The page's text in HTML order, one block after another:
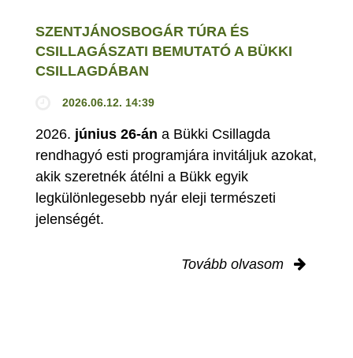
SZENTJÁNOSBOGÁR TÚRA ÉS
CSILLAGÁSZATI BEMUTATÓ A BÜKKI
CSILLAGDÁBAN
2026.06.12. 14:39
2026. június 26-án a Bükki Csillagda
rendhagyó esti programjára invitáljuk azokat,
akik szeretnék átélni a Bükk egyik
legkülönlegesebb nyár eleji természeti
jelenségét.
Tovább olvasom